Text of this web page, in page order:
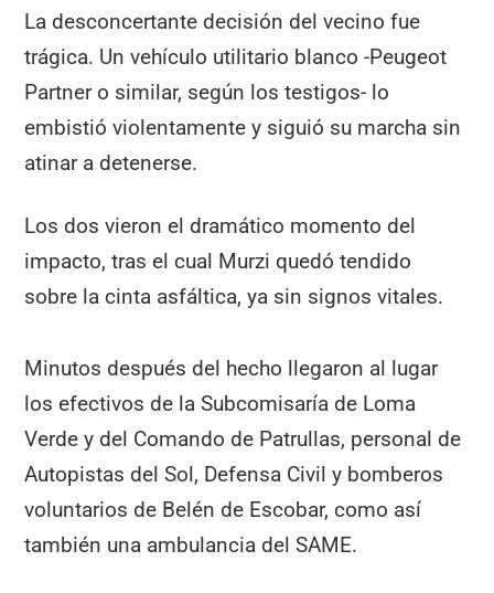
La desconcertante decisión del vecino fue
trágica. Un vehículo utilitario blanco -Peugeot
Partner o similar, según los testigos- lo
embistió violentamente y siguió su marcha sin
atinar a detenerse.
Los dos vieron el dramático momento del
impacto, tras el cual Murzi quedó tendido
sobre la cinta asfáltica, ya sin signos vitales.
Minutos después del hecho llegaron al lugar
los efectivos de la Subcomisaría de Loma
Verde y del Comando de Patrullas, personal de
Autopistas del Sol, Defensa Civil y bomberos
voluntarios de Belén de Escobar, como así
también una ambulancia del SAME.